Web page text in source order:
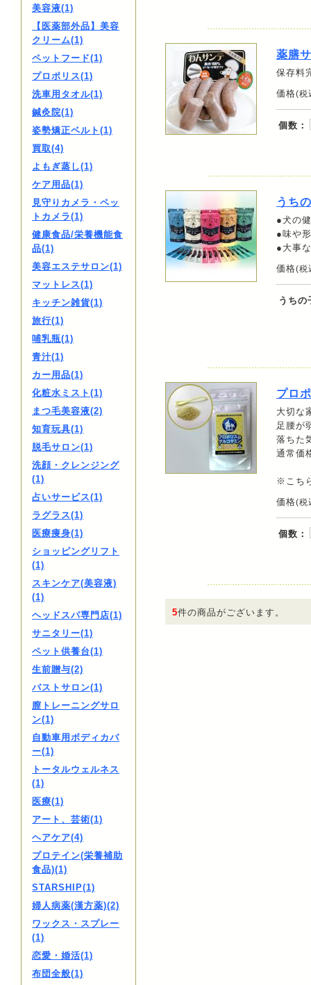
美容液(1)
【医薬部外品】美容
クリーム(1)
ペットフード(1)
プロポリス(1)
洗車用タオル(1)
鍼灸院(1)
姿勢矯正ベルト(1)
買取(4)
よもぎ蒸し(1)
ケア用品(1)
見守りカメラ・ペッ
トカメラ(1)
健康食品/栄養機能食
品(1)
美容エステサロン(1)
マットレス(1)
キッチン雑貨(1)
旅行(1)
哺乳瓶(1)
青汁(1)
カー用品(1)
化粧水ミスト(1)
まつ毛美容液(2)
知育玩具(1)
脱毛サロン(1)
洗顔・クレンジング
(1)
占いサービス(1)
ラグラス(1)
医療痩身(1)
ショッピングリフト
(1)
スキンケア(美容液)
(1)
ヘッドスパ専門店(1)
サニタリー(1)
ペット供養台(1)
生前贈与(2)
バストサロン(1)
膣トレーニングサロ
ン(1)
自動車用ボディカバ
ー(1)
トータルウェルネス
(1)
医療(1)
アート、芸術(1)
ヘアケア(4)
プロテイン(栄養補助
食品)(1)
STARSHIP(1)
婦人病薬(漢方薬)(2)
ワックス・スプレー
(1)
恋愛・婚活(1)
布団全般(1)
薬膳
保存料
価格(税
個数：
うち
●犬の
●味や
●大事
価格(税
うち
プロ
大切な
足腰が
落ちた
通常価
※こち
価格(税
個数：
5件の商品がございます。